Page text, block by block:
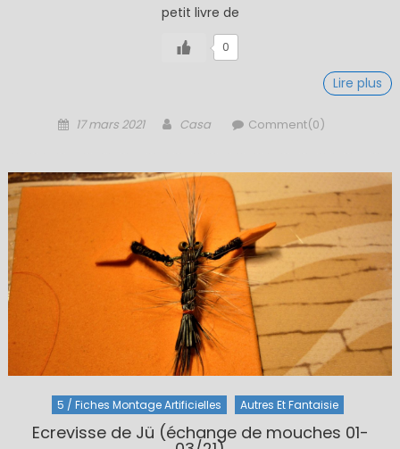
petit livre de
0
Lire plus
Posted
17 mars 2021 Author
Casa Comment(0)
5 / Fiches Montage Artificielles Autres Et Fantaisie
Ecrevisse de Jü (échange de mouches 01-